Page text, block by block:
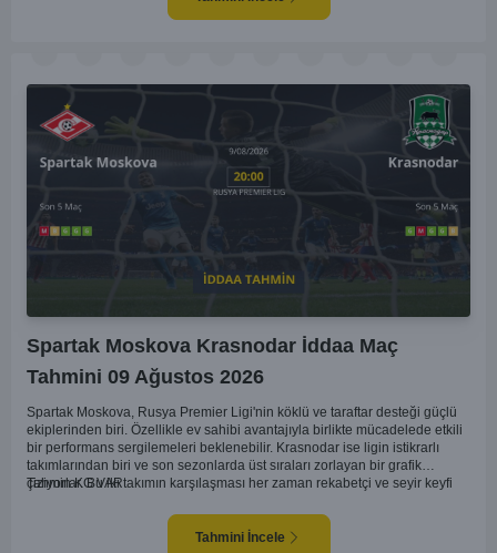
Spartak Moskova Krasnodar İddaa Maç
Tahmini 09 Ağustos 2026
Spartak Moskova, Rusya Premier Ligi'nin köklü ve taraftar desteği güçlü
ekiplerinden biri. Özellikle ev sahibi avantajıyla birlikte mücadelede etkili
bir performans sergilemeleri beklenebilir. Krasnodar ise ligin istikrarlı
takımlarından biri ve son sezonlarda üst sıraları zorlayan bir grafik
çiziyorlar. Bu iki takımın karşılaşması her zaman rekabetçi ve seyir keyfi
çevirebilecek unsurlar barındırıyor. İki takımın geçmiş karşılaşmalarında
gol bulmakta zorlanmadıkları düşünülürse, bu maçta da her iki ekip gol
Tahmin KG VAR
Tahmini İncele